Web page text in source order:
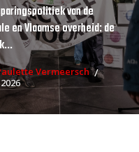
van de
en Vlaamse overheid: de
Vermeersch